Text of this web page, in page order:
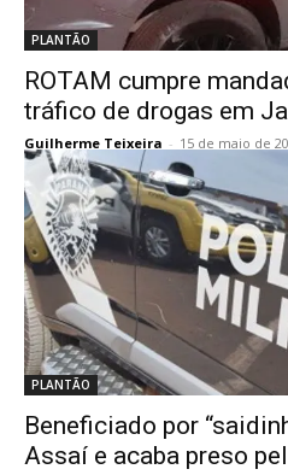
PLANTÃO
ROTAM cumpre
tráfico de drogas em
Guilherme Teixeira - 15 de maio de
PLANTÃO
Beneficiado por
Assaí e acaba preso